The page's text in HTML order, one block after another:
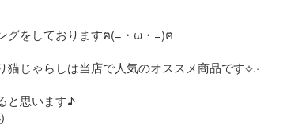
グをしておりますฅ(=・ω・=)ฅ
じゃらしは当店で人気のオススメ商品です⟡.·
と思います♪